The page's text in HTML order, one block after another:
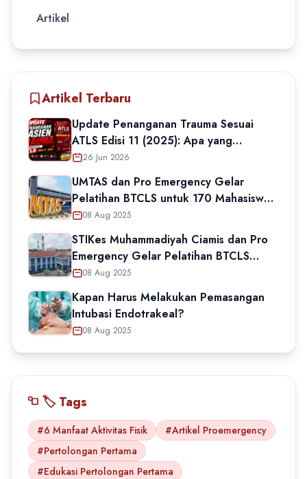
Artikel
Artikel Terbaru
Update Penanganan Trauma Sesuai
ATLS Edisi 11 (2025): Apa yang
Berubah?
26 Jun 2026
UMTAS dan Pro Emergency Gelar
Pelatihan BTCLS untuk 170 Mahasiswa
Keperawatan
08 Aug 2025
STIKes Muhammadiyah Ciamis dan Pro
Emergency Gelar Pelatihan BTCLS
untuk Mahasiswa Keperawatan
08 Aug 2025
Kapan Harus Melakukan Pemasangan
Intubasi Endotrakeal?
08 Aug 2025
🏷️ Tags
#6 Manfaat Aktivitas Fisik
#Artikel Proemergency
#Pertolongan Pertama
#Edukasi Pertolongan Pertama